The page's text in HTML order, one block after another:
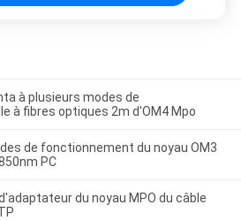
à plusieurs modes de
à fibres optiques 2m d'OM4 Mpo
de fonctionnement du noyau OM3
PC
du noyau MPO du câble